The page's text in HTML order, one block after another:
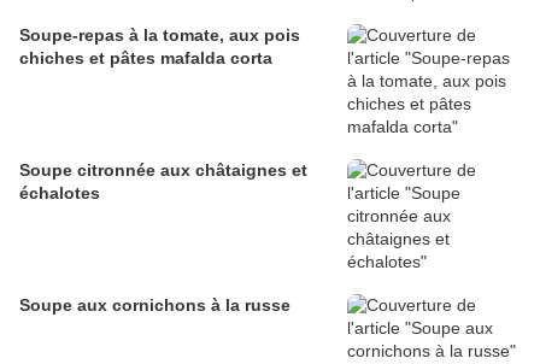
Soupe-repas à la tomate, aux pois
chiches et pâtes mafalda corta
Soupe citronnée aux châtaignes et
échalotes
Soupe aux cornichons à la russe